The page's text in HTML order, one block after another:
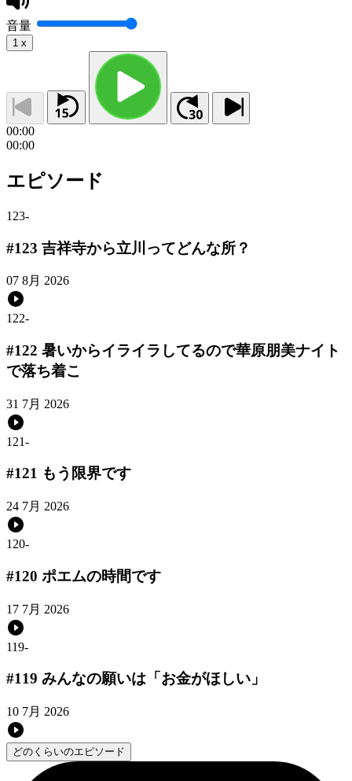
音量
1 x
00:00
00:00
エピソード
123-
#123 吉祥寺から立川ってどんな所？
07 8月 2026
122-
#122 暑いからイライラしてるので華原朋美ナイト
で落ち着こ
31 7月 2026
121-
#121 もう限界です
24 7月 2026
120-
#120 ポエムの時間です
17 7月 2026
119-
#119 みんなの願いは「お金がほしい」
10 7月 2026
どのくらいのエピソード